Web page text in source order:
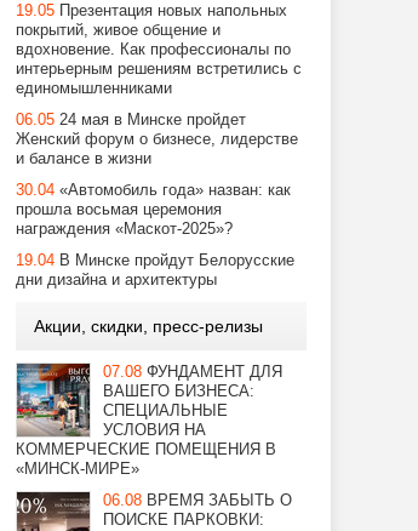
19.05 Презентация новых напольных
покрытий, живое общение и
вдохновение. Как профессионалы по
интерьерным решениям встретились с
единомышленниками
06.05 24 мая в Минске пройдет
Женский форум о бизнесе, лидерстве
и балансе в жизни
30.04 «Автомобиль года» назван: как
прошла восьмая церемония
награждения «Маскот-2025»?
19.04 В Минске пройдут Белорусские
дни дизайна и архитектуры
Акции, скидки, пресс-релизы
07.08 ФУНДАМЕНТ ДЛЯ
ВАШЕГО БИЗНЕСА:
СПЕЦИАЛЬНЫЕ
УСЛОВИЯ НА
КОММЕРЧЕСКИЕ ПОМЕЩЕНИЯ В
«МИНСК-МИРЕ»
06.08 ВРЕМЯ ЗАБЫТЬ О
ПОИСКЕ ПАРКОВКИ: